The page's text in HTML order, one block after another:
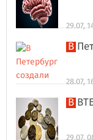
29.07,
В
28.07,
В